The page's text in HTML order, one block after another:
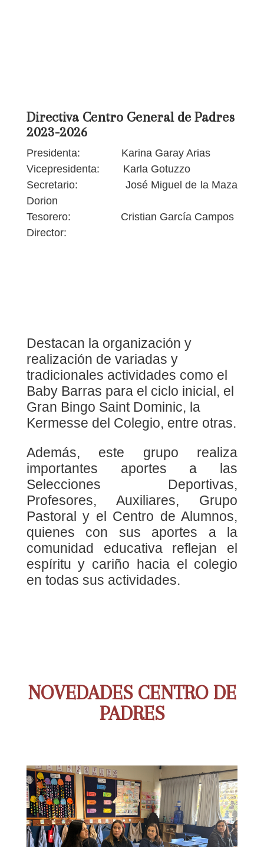
Directiva Centro General de Padres
2023-2026
Presidenta: Karina Garay Arias
Vicepresidenta: Karla Gotuzzo
Secretario: José Miguel de la Maza
Dorion
Tesorero: Cristian García Campos
Director:
Destacan la organización y
realización de variadas y
tradicionales actividades como el
Baby Barras para el ciclo inicial, el
Gran Bingo Saint Dominic, la
Kermesse del Colegio, entre otras.
Además, este grupo realiza
importantes aportes a las
Selecciones Deportivas,
Profesores, Auxiliares, Grupo
Pastoral y el Centro de Alumnos,
quienes con sus aportes a la
comunidad educativa reflejan el
espíritu y cariño hacia el colegio
en todas sus actividades.
NOVEDADES CENTRO DE
PADRES